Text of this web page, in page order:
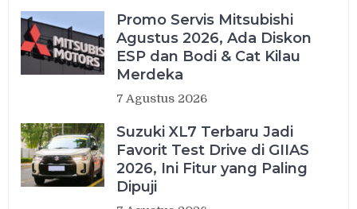
Promo Servis Mitsubishi
Agustus 2026, Ada Diskon
ESP dan Bodi & Cat Kilau
Merdeka
7 Agustus 2026
Suzuki XL7 Terbaru Jadi
Favorit Test Drive di GIIAS
2026, Ini Fitur yang Paling
Dipuji